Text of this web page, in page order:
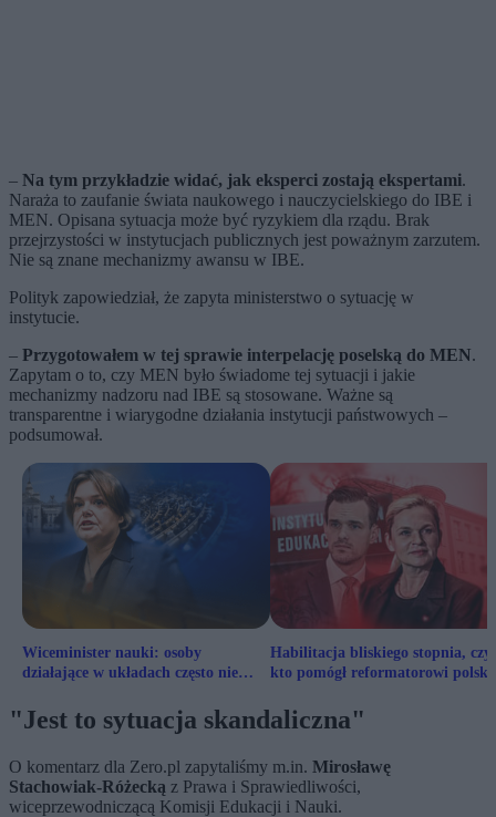
– Na tym przykładzie widać, jak eksperci zostają ekspertami.
Naraża to zaufanie świata naukowego i nauczycielskiego do IBE i
MEN. Opisana sytuacja może być ryzykiem dla rządu. Brak
przejrzystości w instytucjach publicznych jest poważnym zarzutem.
Nie są znane mechanizmy awansu w IBE.
Polityk zapowiedział, że zapyta ministerstwo o sytuację w
instytucie.
– Przygotowałem w tej sprawie interpelację poselską do MEN.
Zapytam o to, czy MEN było świadome tej sytuacji i jakie
mechanizmy nadzoru nad IBE są stosowane. Ważne są
transparentne i wiarygodne działania instytucji państwowych –
podsumował.
Wiceminister nauki: osoby
działające w układach często nie
Habilitacja bliskiego stopnia,
kto pomógł reformatorowi
"Jest to sytuacja skandaliczna"
O komentarz dla Zero.pl zapytaliśmy m.in. Mirosławę
Stachowiak-Różecką z Prawa i Sprawiedliwości,
wiceprzewodniczącą Komisji Edukacji i Nauki.